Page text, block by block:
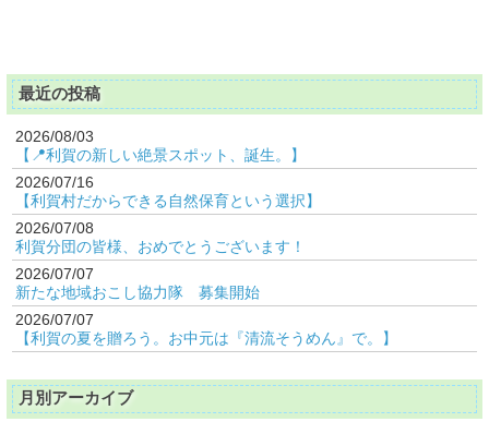
最近の投稿
2026/08/03
【📍利賀の新しい絶景スポット、誕生。】
2026/07/16
【利賀村だからできる自然保育という選択】
2026/07/08
利賀分団の皆様、おめでとうございます！
2026/07/07
新たな地域おこし協力隊 募集開始
2026/07/07
【利賀の夏を贈ろう。お中元は『清流そうめん』で。】
月別アーカイブ